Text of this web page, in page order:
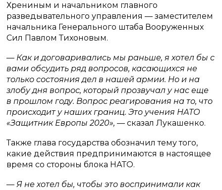
Хрениным и начальником главного
разведывательного управления — заместителем
начальника Генерального штаба Вооруженных
Сил Павлом Тихоновым.
— Как и договаривались мы раньше, я хотел бы с
вами обсудить ряд вопросов, касающихся не
только состояния дел в нашей армии. Но и на
злобу дня вопрос, который прозвучал у нас еще
в прошлом году. Вопрос реагирования на то, что
происходит у наших границ. Это учения НАТО
«Защитник Европы 2020»,— сказал Лукашенко.
Также глава государства обозначил тему того,
какие действия предпринимаются в настоящее
время со стороны блока НАТО.
— Я не хотел бы, чтобы это воспринимали как